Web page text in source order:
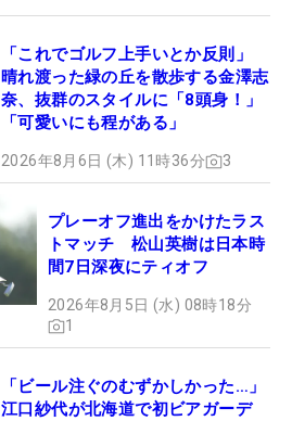
「これでゴルフ上手いとか反則」
晴れ渡った緑の丘を散歩する金澤志
奈、抜群のスタイルに「8頭身！」
「可愛いにも程がある」
2026年8月6日 (木) 11時36分 3
プレーオフ進出をかけたラス
トマッチ 松山英樹は日本時
間7日深夜にティオフ
2026年8月5日 (水) 08時18分
1
「ビール注ぐのむずかしかった…」
江口紗代が北海道で初ビアガーデ